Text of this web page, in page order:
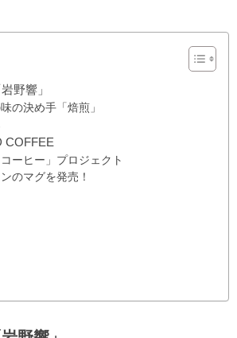
野響」
の決め手「焙煎」
COFFEE
コーヒー」プロジェクト
のマグを発売！